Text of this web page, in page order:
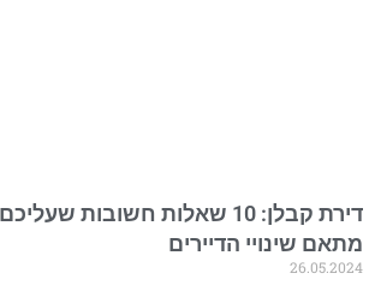
דירת קבלן: 10 שאלות חשובות
מתאם שינויי הדיירים
26.05.2024